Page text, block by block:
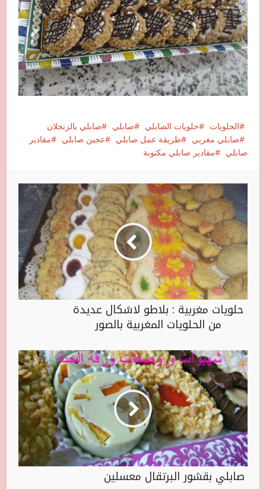
الحلويات حلويات الصابلي صابلي
صابلي بالزنجلان
صابلي مغربي
طريقة عمل صابلي عجين صابلي
مقادير
صابلي
مقادير صابلي مكتوبة
حلويات مغربية : بلاطو لاشكال عديدة
من الحلويات المغربية بالصور
صابلي بقشور البرتقال معسلين